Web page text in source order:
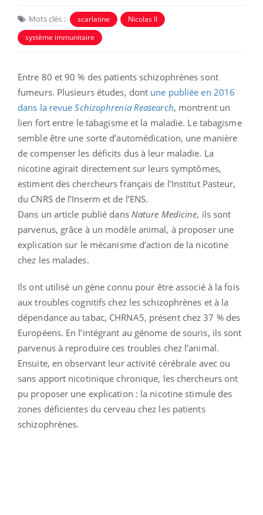
Mots clés : scarlatine
Nicolas II
système immunitaire
Entre 80 et 90 % des patients schizophrènes sont
fumeurs. Plusieurs études, dont une publiée en 2016
dans la revueSchizophrenia Reasearch, montrent un
lien fort entre le tabagisme et la maladie. Le tabagisme
semble être une sorte d’automédication, une manière
de compenser les déficits dus à leur maladie. La
nicotine agirait directement sur leurs symptômes,
estiment des chercheurs français de l’Institut Pasteur,
du CNRS de l’Inserm et de l’ENS.
Dans un article publié dans Nature Medicine, ils sont
parvenus, grâce à un modèle animal, à proposer une
explication sur le mécanisme d’action de la nicotine
chez les malades.
Ils ont utilisé un gène connu pour être associé à la fois
aux troubles cognitifs chez les schizophrènes et à la
dépendance au tabac, CHRNA5, présent chez 37 % des
Européens. En l’intégrant au génome de souris, ils sont
parvenus à reproduire ces troubles chez l’animal.
Ensuite, en observant leur activité cérébrale avec ou
sans apport nicotinique chronique, les chercheurs ont
pu proposer une explication : la nicotine stimule des
zones déficientes du cerveau chez les patients
schizophrènes.